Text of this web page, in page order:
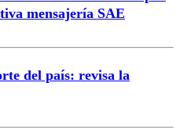
mensajería SAE
del país: revisa la